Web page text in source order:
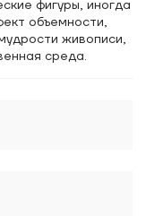
фигуры, иногда
объемности,
живописи,
среда.